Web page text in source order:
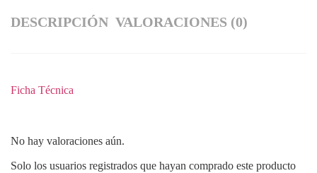
DESCRIPCIÓN VALORACIONES (0)
Ficha Técnica
No hay valoraciones aún.
Solo los usuarios registrados que hayan comprado este producto